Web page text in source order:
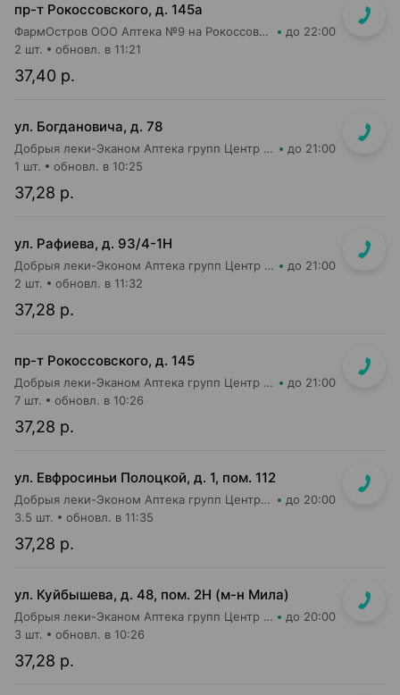
пр-т Рокоссовского, д. 145а
ФармОстров ООО Аптека №9 на Рокоссовского до 22:00
37,40 р.
2 шт. обновл. в 11:21
ул. Богдановича, д. 78
Добрыя леки-Эканом Аптека групп Центр ООО Аптека №78 до 21:00
37,28 р.
1 шт. обновл. в 10:25
ул. Рафиева, д. 93/4-1Н
Добрыя леки-Эконом Аптека групп Центр ООО Аптека №1 до 21:00
37,28 р.
2 шт. обновл. в 11:32
пр-т Рокоссовского, д. 145
Добрыя леки-Эканом Аптека групп Центр ООО Аптека №90 до 21:00
37,28 р.
7 шт. обновл. в 10:26
ул. Евфросиньи Полоцкой, д. 1, пом. 112
Добрыя леки-Эконом Аптека групп Центр ООО Аптека №64 до 20:00
37,28 р.
3.5 шт. обновл. в 11:35
ул. Куйбышева, д. 48, пом. 2Н (м-н Мила)
Добрыя леки-Эканом Аптека групп Центр ООО Аптека №91 до 20:00
37,28 р.
3 шт. обновл. в 10:26